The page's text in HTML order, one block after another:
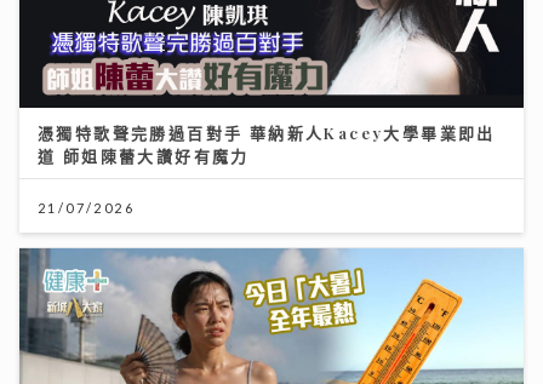
憑獨特歌聲完勝過百對手 華納新人Kacey大學畢業即出
道 師姐陳蕾大讚好有魔力
21/07/2026